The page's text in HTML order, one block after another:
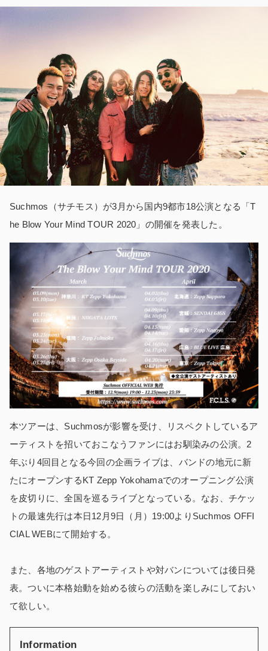
Suchmos（サチモス）が3月から国内9都市18公演となる「T
he Blow Your Mind TOUR 2020」の開催を発表した。
本ツアーは、Suchmosが影響を受け、リスペクトしているア
ーティストを招いておこなうファンにはお馴染みの公演。2
年ぶり4回目となる今回の企画ライブは、バンドの地元に新
たにオープンするKT Zepp Yokohamaでのオープニング公演
を皮切りに、全国を巡るライブとなっている。なお、チケッ
トの最速先行は本日12月9日（月）19:00よりSuchmos OFFI
CIAL WEBにて開始する。
また、各地のゲストアーティストや対バンについては後日発
表。ついに本格始動を始める彼らの活動を楽しみにしておい
て欲しい。
Information